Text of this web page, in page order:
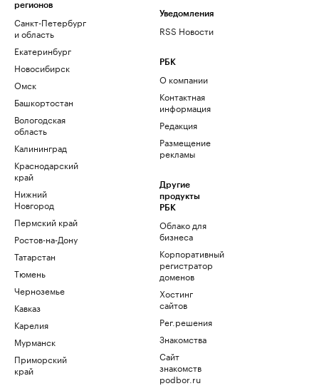
регионов
Санкт-Петербург
и область
Екатеринбург
Новосибирск
Омск
Башкортостан
Вологодская
область
Калининград
Краснодарский
край
Нижний
Новгород
Пермский край
Ростов-на-Дону
Татарстан
Тюмень
Черноземье
Кавказ
Карелия
Мурманск
Приморский
край
Уведомления
RSS Новости
РБК
О компании
Контактная
информация
Редакция
Размещение
рекламы
Другие
продукты
РБК
Облако для
бизнеса
Корпоративный
регистратор
доменов
Хостинг
сайтов
Рег.решения
Знакомства
Сайт
знакомств
podbor.ru